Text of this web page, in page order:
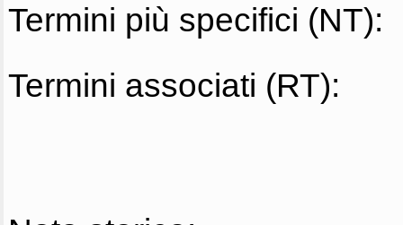
Termini più specifici (NT):
Termini associati (RT):